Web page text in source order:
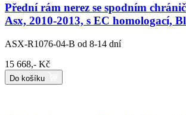
Přední rám nerez se spodním
Asx, 2010-2013, s EC homologací,
ASX-R1076-04-B od 8-14 dní
15 668,- Kč
Do košíku